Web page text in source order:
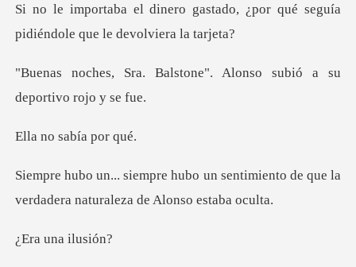
stado, ¿por qué seguía
pidiéndo
stone". Alonso subió a s
sabía
sentimiento de que la
verdadera n
una i